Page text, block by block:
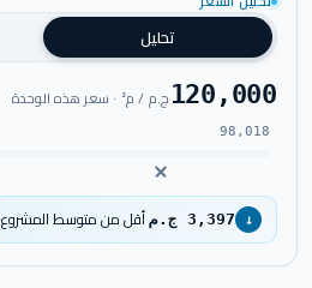
تحليل
120,000ج.م / م² · سعر هذه الوحدة
98,018
↓ 3,397 ج.م أقل من متوسط المشروع